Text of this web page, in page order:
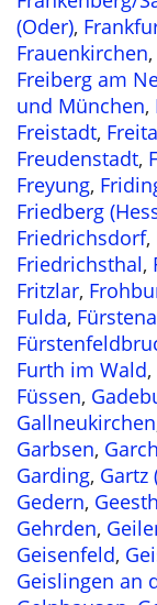
(Oder),
Frauenkirchen,
Freiberg am
und München,
Freistadt,
Freudenstadt,
Freyung,
Friedberg
Friedrichsdorf,
Friedrichsthal,
Fritzlar,
Fulda,
Furth im Wald,
Füssen,
Gallneukirchen
Garbsen,
Garding, Gartz
Gedern,
Gehrden,
Geisenfeld,
Geislingen an